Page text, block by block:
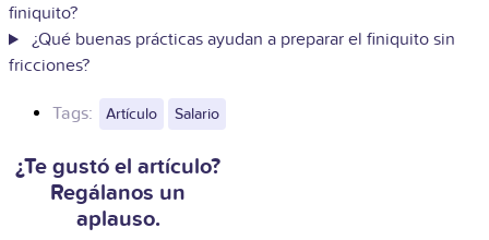
finiquito?
¿Qué buenas prácticas ayudan a preparar el finiquito sin
fricciones?
Tags: Artículo Salario
¿Te gustó el artículo?
Regálanos un
aplauso.